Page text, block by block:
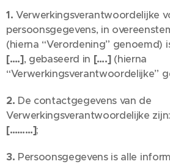
1.Verwerkingsverantwoordelijke
persoonsgegevens, in
(hierna “Verordening” genoemd)
[….], gebaseerd in [….](hierna
“Verwerkingsverantwoordelijke”
2. De contactgegevens van de
Verwerkingsverantwoordelijke
[………];
3. Persoonsgegevens is alle